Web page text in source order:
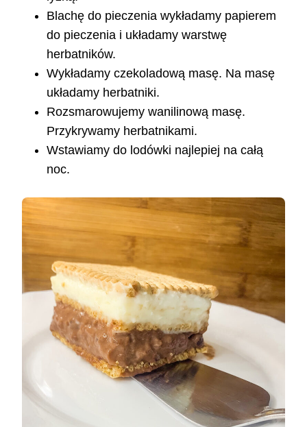
Blachę do pieczenia wykładamy papierem
do pieczenia i układamy warstwę
herbatników.
Wykładamy czekoladową masę. Na masę
układamy herbatniki.
Rozsmarowujemy wanilinową masę.
Przykrywamy herbatnikami.
Wstawiamy do lodówki najlepiej na całą
noc.